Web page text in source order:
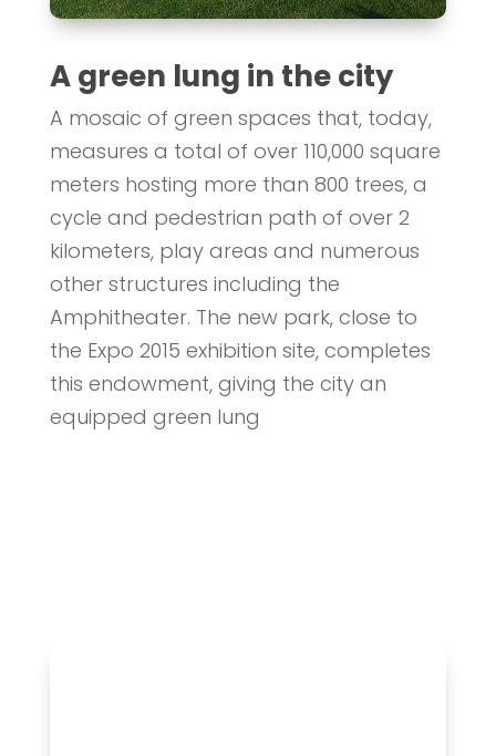
A green lung in the city
A mosaic of green spaces that, today,
measures a total of over 110,000 square
meters hosting more than 800 trees, a
cycle and pedestrian path of over 2
kilometers, play areas and numerous
other structures including the
Amphitheater. The new park, close to
the Expo 2015 exhibition site, completes
this endowment, giving the city an
equipped green lung